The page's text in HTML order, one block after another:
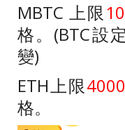
MBTC 上限
格。 (BTC設
變)
ETH上限4000
格。